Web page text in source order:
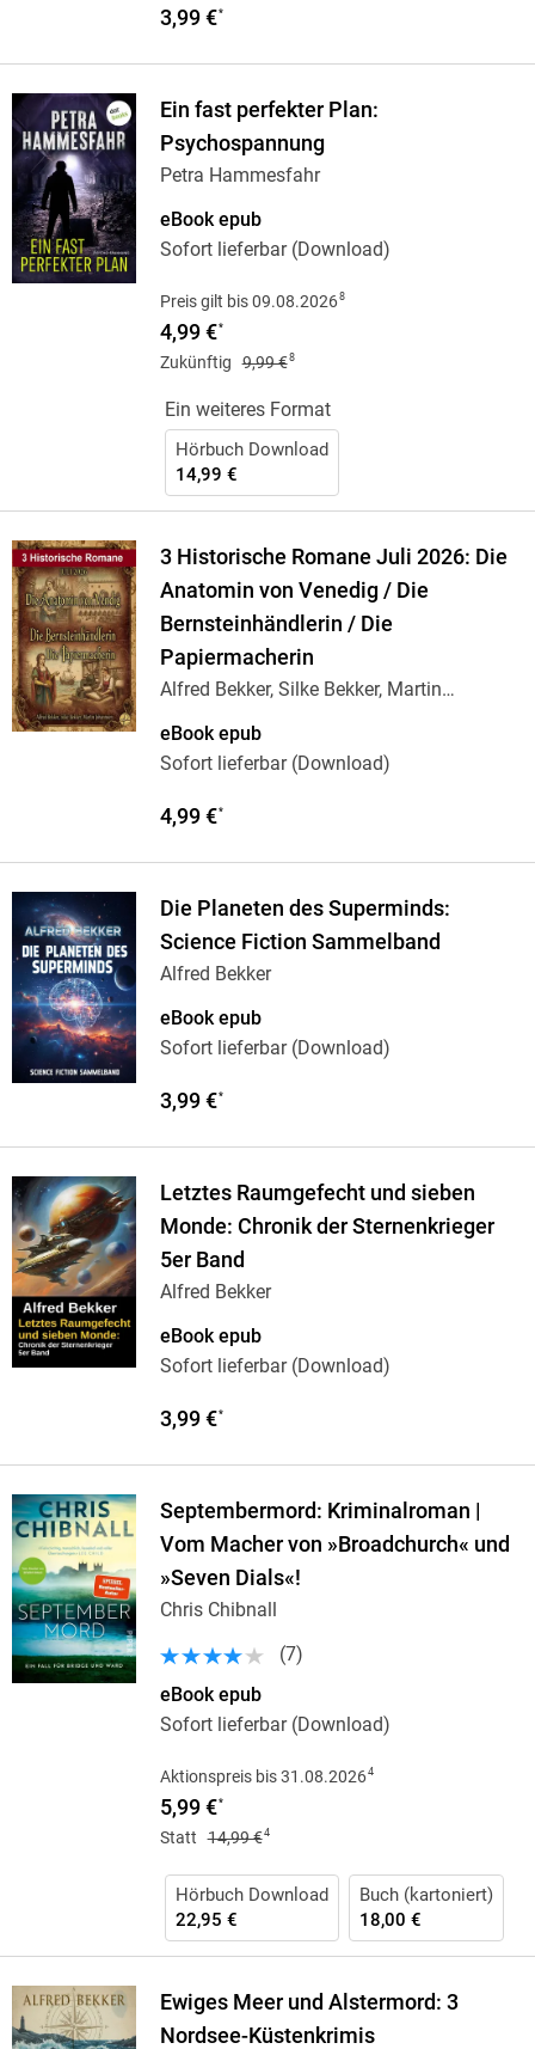
3,99 €*
Ein fast perfekter Plan:
Psychospannung
Petra Hammesfahr
eBook epub
Sofort lieferbar (Download)
Preis gilt bis 09.08.20268
4,99 €*
Zukünftig 9,99 €8
Ein weiteres Format
Hörbuch Download
14,99 €
3 Historische Romane Juli 2026: Die
Anatomin von Venedig / Die
Bernsteinhändlerin / Die
Papiermacherin
Alfred Bekker, Silke Bekker, Martin
eBook epub
Sofort lieferbar (Download)
4,99 €*
Die Planeten des Superminds:
Science Fiction Sammelband
Alfred Bekker
eBook epub
Sofort lieferbar (Download)
3,99 €*
Letztes Raumgefecht und sieben
Monde: Chronik der Sternenkrieger
5er Band
Alfred Bekker
eBook epub
Sofort lieferbar (Download)
3,99 €*
Septembermord: Kriminalroman |
Vom Macher von »Broadchurch« und
»Seven Dials«!
Chris Chibnall
(7)
eBook epub
Sofort lieferbar (Download)
Aktionspreis bis 31.08.20264
5,99 €*
Statt 14,99 €4
Hörbuch Download
22,95 €
Buch (kartoniert)
18,00 €
Ewiges Meer und Alstermord: 3
Nordsee-Küstenkrimis